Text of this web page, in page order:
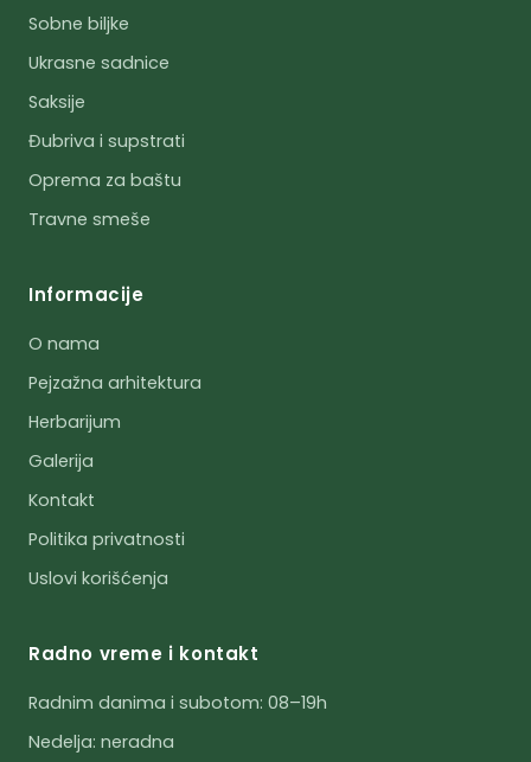
Sobne biljke
Ukrasne sadnice
Saksije
Đubriva i supstrati
Oprema za baštu
Travne smeše
Informacije
O nama
Pejzažna arhitektura
Herbarijum
Galerija
Kontakt
Politika privatnosti
Uslovi korišćenja
Radno vreme i kontakt
Radnim danima i subotom: 08–19h
Nedelja: neradna